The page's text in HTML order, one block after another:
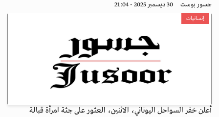
جسور بوست 30 ديسمبر 2025 - 21:04
إنسانيات
أعلن خفر السواحل اليوناني، الاثنين، العثور على جثة امرأة قبالة